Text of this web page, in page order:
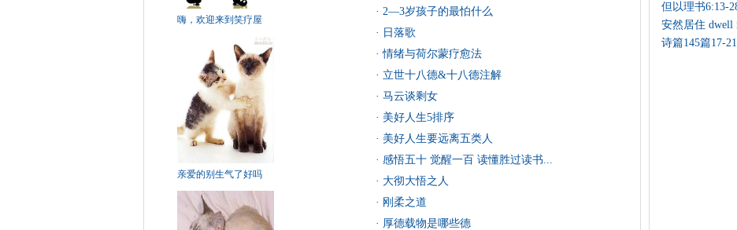
嗨，欢迎来到笑疗屋
亲爱的别生气了好吗
· 2—3岁孩子的最怕什么
· 日落歌
·情绪与荷尔蒙疗愈法
· 立世十八德&十八德注解
· 马云谈剩女
· 美好人生5排序
· 美好人生要远离五类人
· 感悟五十 觉醒一百 读懂胜过读书...
· 大彻大悟之人
· 刚柔之道
· 厚德载物是哪些德
但以理书6:13-
安然居住 dwell
诗篇145篇17-